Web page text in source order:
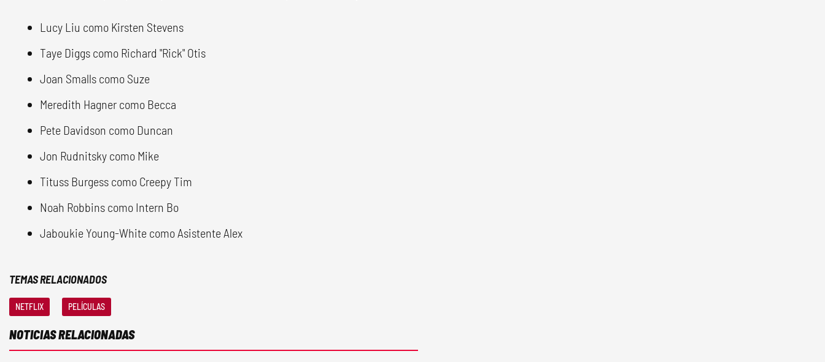
Lucy Liu como Kirsten Stevens
Taye Diggs como Richard "Rick" Otis
Joan Smalls como Suze
Meredith Hagner como Becca
Pete Davidson como Duncan
Jon Rudnitsky como Mike
Tituss Burgess como Creepy Tim
Noah Robbins como Intern Bo
Jaboukie Young-White como Asistente Alex
TEMAS RELACIONADOS
NETFLIX PELÍCULAS
NOTICIAS RELACIONADAS